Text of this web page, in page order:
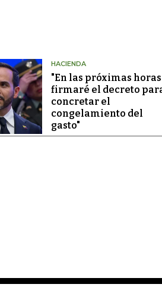
HACIENDA
"En las próximas horas
firmaré el decreto
concretar el
congelamiento del
gasto"